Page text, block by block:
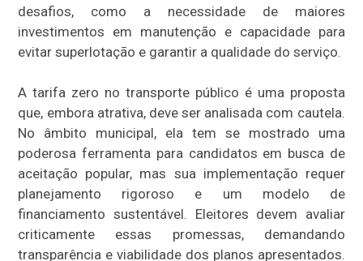
desafios, como a necessidade de maiores
investimentos em manutenção e capacidade para
evitar superlotação e garantir a qualidade do serviço.
A tarifa zero no transporte público é uma proposta
que, embora atrativa, deve ser analisada com cautela.
No âmbito municipal, ela tem se mostrado uma
poderosa ferramenta para candidatos em busca de
aceitação popular, mas sua implementação requer
planejamento rigoroso e um modelo de
financiamento sustentável. Eleitores devem avaliar
criticamente essas promessas, demandando
transparência e viabilidade dos planos apresentados.